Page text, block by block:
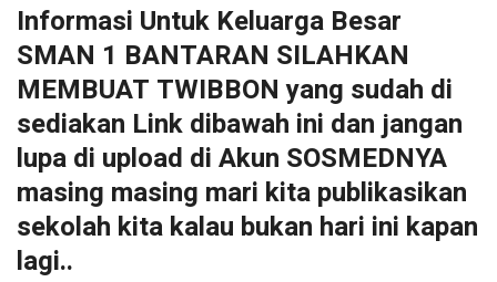
Informasi Untuk Keluarga Besar
SMAN 1 BANTARAN SILAHKAN
MEMBUAT TWIBBON yang sudah di
sediakan Link dibawah ini dan jangan
lupa di upload di Akun SOSMEDNYA
masing masing mari kita publikasikan
sekolah kita kalau bukan hari ini kapan
lagi..